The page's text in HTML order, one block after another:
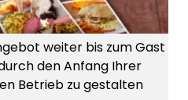
weiter bis zum Gast
den Anfang Ihrer
Betrieb zu gestalten